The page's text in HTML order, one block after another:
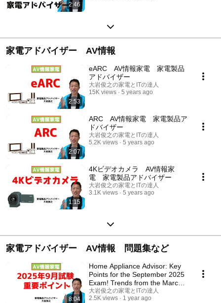
2:46
家電アドバイザー AV情報
2:53
eARC AV情報家電 家電製品
アドバイザー
大岩俊之の家電とITの達人
15K views
5 years ago
2:07
ARC AV情報家電 家電製品ア
ドバイザー
大岩俊之の家電とITの達人
5.2K views
5 years ago
1:15
4Kビデオカメラ AV情報家
電 家電製品アドバイザー
大岩俊之の家電とITの達人
3.1K views
5 years ago
家電アドバイザー AV情報 問題集など
8:04
Home Appliance Advisor: Key
Points for the September 2025
Exam! Trends from the March
2025 Exam -...
大岩俊之の家電とITの達人
2.5K views
1 year ago